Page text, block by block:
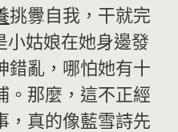
挑釁自我，干就完
小姑娘在她身邊發
錯亂，哪怕她有十
。那麼，這不正經
，真的像藍雪詩先